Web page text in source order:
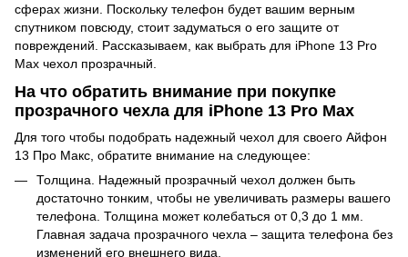
сферах жизни. Поскольку телефон будет вашим верным
спутником повсюду, стоит задуматься о его защите от
повреждений. Рассказываем, как выбрать для iPhone 13 Pro
Max чехол прозрачный.
На что обратить внимание при покупке
прозрачного чехла для iPhone 13 Pro Max
Для того чтобы подобрать надежный чехол для своего Айфон
13 Про Макс, обратите внимание на следующее:
Толщина. Надежный прозрачный чехол должен быть
достаточно тонким, чтобы не увеличивать размеры вашего
телефона. Толщина может колебаться от 0,3 до 1 мм.
Главная задача прозрачного чехла – защита телефона без
изменений его внешнего вида.